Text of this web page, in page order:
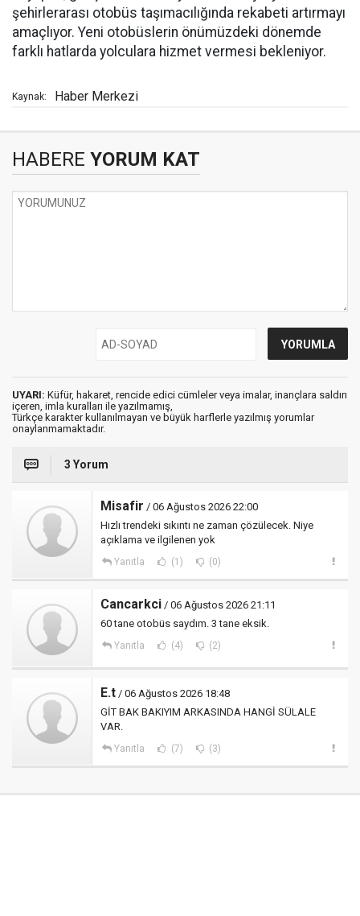
şehirlerarası otobüs taşımacılığında rekabeti artırmayı
amaçlıyor. Yeni otobüslerin önümüzdeki dönemde
farklı hatlarda yolculara hizmet vermesi bekleniyor.
Kaynak: Haber Merkezi
HABERE YORUM KAT
UYARI: Küfür, hakaret, rencide edici cümleler veya imalar, inançlara saldırı
içeren, imla kuralları ile yazılmamış,
Türkçe karakter kullanılmayan ve büyük harflerle yazılmış yorumlar
onaylanmamaktadır.
3 Yorum
Misafir / 06 Ağustos 2026 22:00
Hızlı trendeki sıkıntı ne zaman çözülecek. Niye
açıklama ve ilgilenen yok
Yanıtla (1) (0)
Cancarkci / 06 Ağustos 2026 21:11
60 tane otobüs saydım. 3 tane eksik.
Yanıtla (4) (2)
E.t / 06 Ağustos 2026 18:48
GİT BAK BAKIYIM ARKASINDA HANGİ SÜLALE
VAR.
Yanıtla (7) (3)